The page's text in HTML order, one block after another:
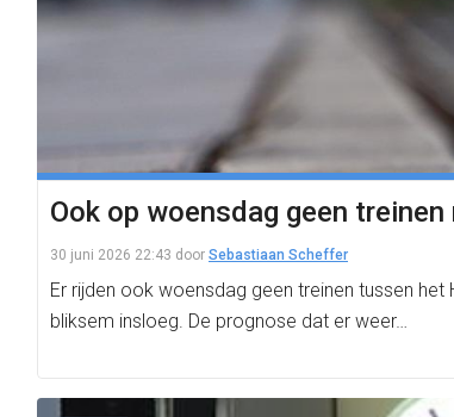
Ook op woensdag geen
30 juni 2026 22:43 door Sebastiaan Scheffer
Er rijden ook woensdag geen treinen tussen
bliksem insloeg. De prognose dat er weer…